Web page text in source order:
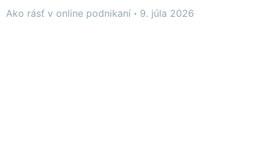
Ako rásť v online podnikaní 9. júla 2026